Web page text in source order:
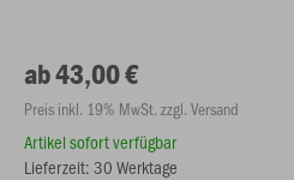
ab 43,00 €
Preis inkl. 19% MwSt. zzgl. Versand
Artikel sofort verfügbar
Lieferzeit: 30 Werktage